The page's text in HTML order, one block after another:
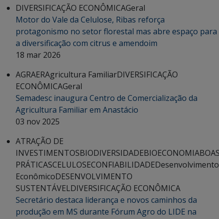
DIVERSIFICAÇÃO ECONÔMICAGeral
Motor do Vale da Celulose, Ribas reforça
protagonismo no setor florestal mas abre espaço para
a diversificação com citrus e amendoim
18 mar 2026
AGRAERAgricultura FamiliarDIVERSIFICAÇÃO
ECONÔMICAGeral
Semadesc inaugura Centro de Comercialização da
Agricultura Familiar em Anastácio
03 nov 2025
ATRAÇÃO DE
INVESTIMENTOSBIODIVERSIDADEBIOECONOMIA
PRÁTICASCELULOSECONFIABILIDADEDesenvolvimento
EconômicoDESENVOLVIMENTO
SUSTENTÁVELDIVERSIFICAÇÃO ECONÔMICA
Secretário destaca liderança e novos caminhos da
produção em MS durante Fórum Agro do LIDE na